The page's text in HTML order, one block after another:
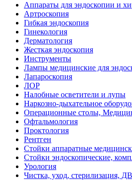
Аппараты для эндоскопии и
Артроскопия
Гибкая эндоскопия
Гинекология
Дерматология
Жесткая эндоскопия
Инструменты
Лампы медицинские для
Лапароскопия
ЛОР
Налобные осветители и лупы
Наркозно-дыхательное
Операционные столы,
Офтальмология
Проктология
Рентген
Стойки аппаратные
Стойки эндоскопические,
Урология
Чистка, уход, стерилизация,